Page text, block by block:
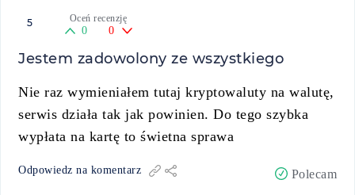
5 Oceń recenzję
0 0
Jestem zadowolony ze wszystkiego
Nie raz wymieniałem tutaj kryptowaluty na walutę,
serwis działa tak jak powinien. Do tego szybka
wypłata na kartę to świetna sprawa
Odpowiedz na komentarz Polecam